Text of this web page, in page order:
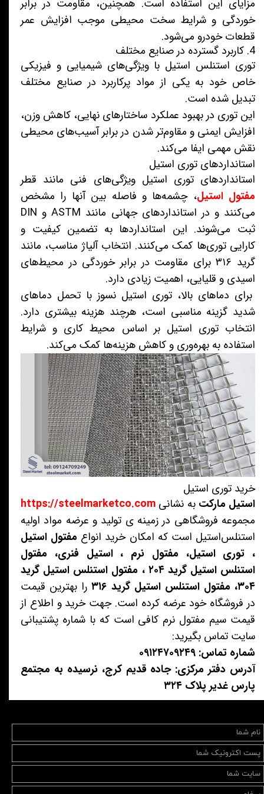
مزایای این استفاده است. همچنین، مقاومت در برابر
خوردگی و شرایط سخت محیطی موجب افزایش عمر
قطعات خودرو می‌شود.
4. کاربرد گسترده در صنایع مختلف
توری استنلس استیل با ویژگی‌های شیمیایی و فیزیکی
خاص خود به یکی از مواد پرکاربرد در صنایع مختلف
تبدیل شده است.
این توری در بهبود عملکرد ساختارهای نهایی، کاهش وزن،
افزایش ایمنی و مقاوم‌تر شدن در برابر آسیب‌های محیطی
نقش مهمی ایفا می‌کند.
استانداردهای توری استیل
استانداردهای توری استیل ویژگی‌های فنی مانند قطر
مفتول استیل، چشمه‌ها و فاصله بین آنها را مشخص
می‌کنند و در استانداردهای جهانی مانند ASTM و DIN
ثبت می‌شوند. این استانداردها به تضمین کیفیت و
کارایی توری‌ها کمک می‌کنند. انتخاب آلیاژ مناسب، مانند
گرید ۳۱۶ برای مقاومت در برابر خوردگی در محیط‌های
اسیدی و قلیایی، اهمیت زیادی دارد.
برای دماهای بالا، توری استیل نسوز با تحمل دماهای
شدید گزینه مناسبی است، هرچند هزینه بیشتری دارد.
انتخاب توری استیل بر اساس محیط کاری و شرایط
استفاده به بهره‌وری و کاهش هزینه‌ها کمک می‌کند.
خرید توری استیل
استیل مارکت به نشانی https://steelmarketco.com
مجموعه فروشگاهی در زمینه ی تولید و عرضه مواد اولیه
استنلس‌استیل است که امکان خرید انواع مفتول استیل
، توری استیل، مفتول نرم ، استیل فنری، مفتول
استنلس استیل گرید ۲۰۴ ، مفتول استنلس استیل گرید
۳۰۴، مفتول استنلس استیل گرید ۳۱۶
را بهترین قیمت
در فروشگاه خود عرضه کرده است. جهت خرید و اطلاع از
قیمت سیم مفتول نرم کافی است که با شماره پشتیبانی
سایت تماس بگیرید:
شماره تماس: ۰۹۱۲۴۷۰۹۲۴۹
آدرس دفتر مرکزی: جاده قدیم کرج، نرسیده به مجتمع
پارس غدیر پلاک ۳۲۴